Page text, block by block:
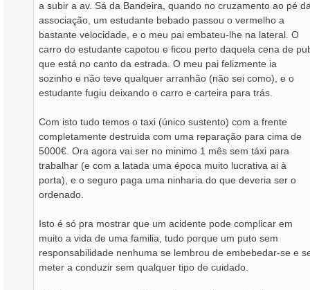
a subir a av. Sá da Bandeira, quando no cruzamento ao pé
associação, um estudante bebado passou o vermelho a
bastante velocidade, e o meu pai embateu-lhe na lateral. O
carro do estudante capotou e ficou perto daquela cena de
que está no canto da estrada. O meu pai felizmente ia
sozinho e não teve qualquer arranhão (não sei como), e o
estudante fugiu deixando o carro e carteira para trás.
Com isto tudo temos o taxi (único sustento) com a frente
completamente destruida com uma reparação para cima de
5000€. Ora agora vai ser no minimo 1 mês sem táxi para
trabalhar (e com a latada uma época muito lucrativa ai à
porta), e o seguro paga uma ninharia do que deveria ser o
ordenado.
Isto é só pra mostrar que um acidente pode complicar em
muito a vida de uma familia, tudo porque um puto sem
responsabilidade nenhuma se lembrou de embebedar-se e
meter a conduzir sem qualquer tipo de cuidado.